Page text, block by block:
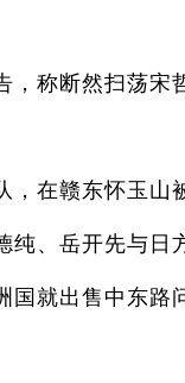
称断然扫荡宋哲
赣东怀玉山被
、岳开先与日
就出售中东路问